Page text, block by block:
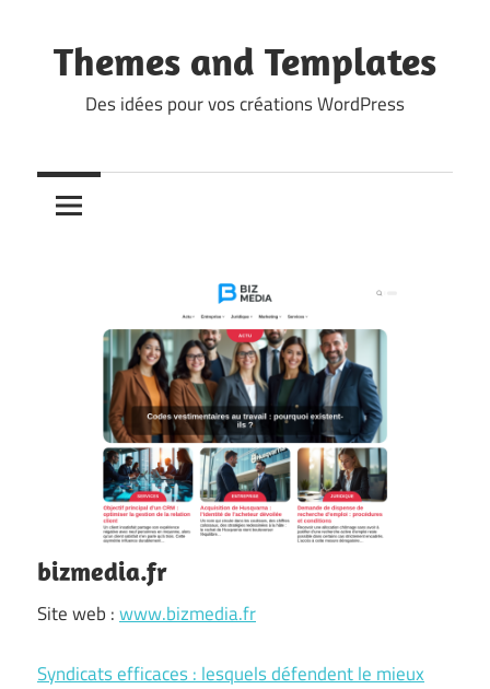
content
Themes and Templates
Des idées pour vos créations WordPress
bizmedia.fr
Site web :www.bizmedia.fr
Syndicats efficaces : lesquels défendent le mieux